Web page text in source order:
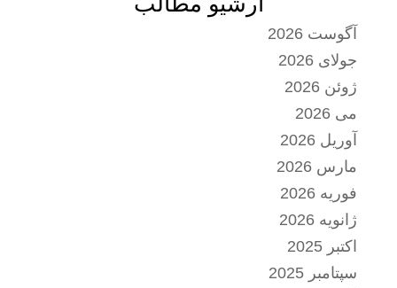
آگوست 2026
جولای 2026
ژوئن 2026
می 2026
آوریل 2026
مارس 2026
فوریه 2026
ژانویه 2026
اکتبر 2025
سپتامبر 2025